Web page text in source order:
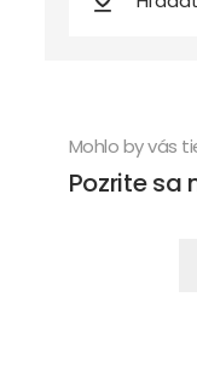
Mohlo by vás
Pozrite sa